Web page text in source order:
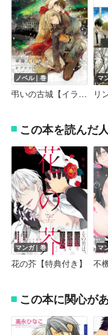
ノベル｜巻
弔いの古城【イラスト入り】
マ
リ
この本を読んだ
マンガ｜巻
花の芥【特典付き】
マ
この本に関心が